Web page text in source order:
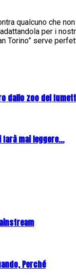
qualcuno che
per i
Torino” serve
dallo zoo del
mai leggere...
Perché